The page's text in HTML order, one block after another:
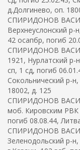
д.Долгинево, оп.
СПИРИДОНОВ
Верхнеуслонский
42 осапбр, погиб
СПИРИДОНОВ
1921, Нурлатский
сп, 1 сд, погиб
Сокольнический р-
18002, д. 125
СПИРИДОНОВ
моб. Кировским РВК
погиб 08.08.44,
СПИРИДОНОВ
Зеленодольский р-